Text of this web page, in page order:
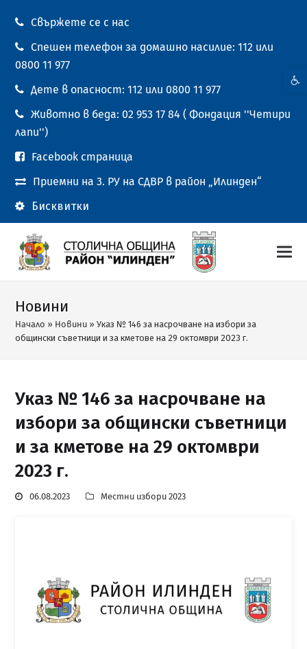
Свържете се с нас
Спешен телефон за домашно насилие: 112 или
0800 11 977
Дете в опасност: 112 или 0800 11 977
Животно в беда: 02 953 17 84 ( Фондация ''Четири
лапи'')
Facebook страница
Приемни на 3. РУ на СДВР в район „Илинден“
Бисквитки
Новини
Начало » Новини »Указ № 146 за насрочване на избори за
общински съветници и за кметове на 29 октомври 2023 г.
Указ № 146 за насрочване на
избори за общински съветници
и за кметове на 29 октомври
2023 г.
06.08.2023 Местни избори 2023